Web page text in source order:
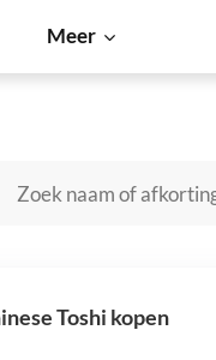
Meer
Dogecoin Solana
Toshi kopen